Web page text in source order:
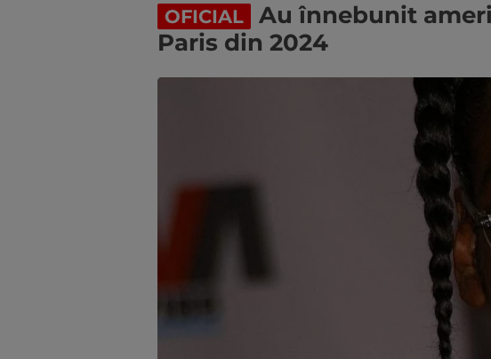
OFICIAL
Au înnebunit
Paris din 2024